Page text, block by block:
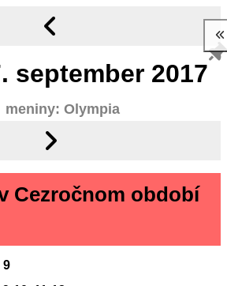
september 2017
meniny: Olympia
Cezročnom období
9